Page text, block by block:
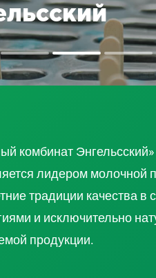
комбинат
лидером молочной
традиции качества
и исключительно
продукции.